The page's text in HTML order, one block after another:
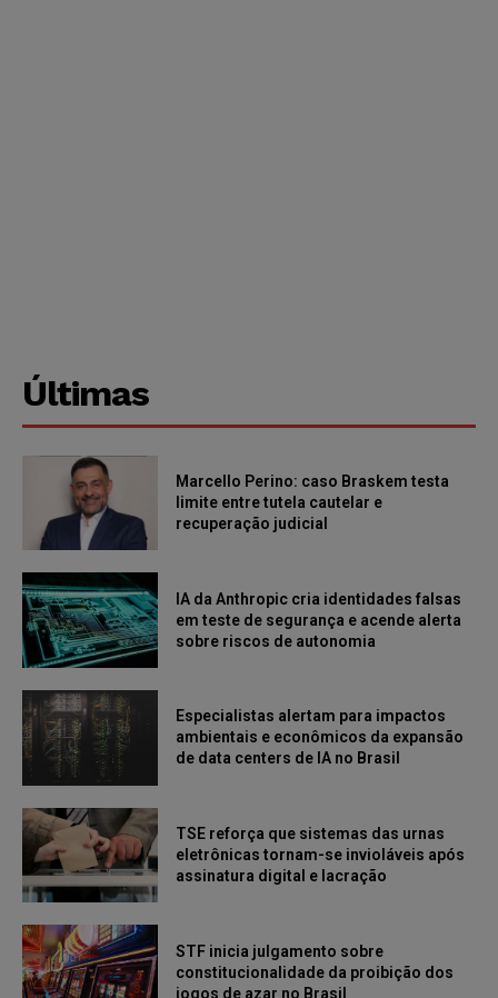
Últimas
Marcello Perino: caso Braskem testa
limite entre tutela cautelar e
recuperação judicial
IA da Anthropic cria identidades falsas
em teste de segurança e acende alerta
sobre riscos de autonomia
Especialistas alertam para impactos
ambientais e econômicos da expansão
de data centers de IA no Brasil
TSE reforça que sistemas das urnas
eletrônicas tornam-se invioláveis após
assinatura digital e lacração
STF inicia julgamento sobre
constitucionalidade da proibição dos
jogos de azar no Brasil